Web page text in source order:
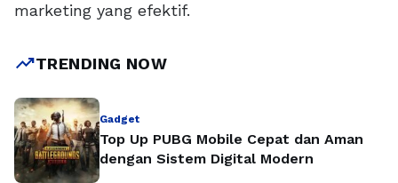
marketing yang efektif.
trending_upTRENDING NOW
Gadget
Top Up PUBG Mobile Cepat dan Aman
dengan Sistem Digital Modern